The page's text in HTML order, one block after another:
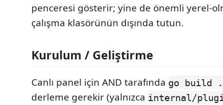
penceresi gösterir; yine de önemli yerel-
çalışma klasörünün dışında tutun.
Kurulum / Geliştirme
Canlı panel için AND tarafında go build
derleme gerekir (yalnızca internal/